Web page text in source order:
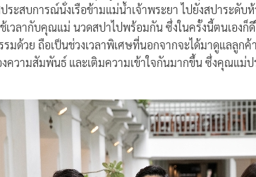
ะสบการณ์นั่งเรือข้ามแม่น้ำเจ้าพระยา ไปยังสปาระดับห้
ช้เวลากับคุณแม่ นวดสปาไปพร้อมกัน ซึ่งในครั้งนี้ตนเอง
รมด้วย ถือเป็นช่วงเวลาพิเศษที่นอกจากจะได้มาดูแลลูก
งความสัมพันธ์ และเติมความเข้าใจกันมากขึ้น ซึ่งคุณแม่